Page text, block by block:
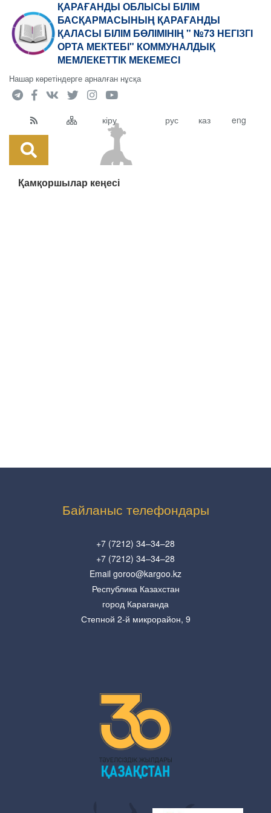
ҚАРАҒАНДЫ ОБЛЫСЫ БІЛІМ
БАСҚАРМАСЫНЫҢ ҚАРАҒАНДЫ
ҚАЛАСЫ БІЛІМ БӨЛІМІНІҢ " №73 НЕГІЗГІ
ОРТА МЕКТЕБІ" КОММУНАЛДЫҚ
МЕМЛЕКЕТТІК МЕКЕМЕСІ
Нашар көретіндерге арналған нұсқа
кіру рус каз eng
Қамқоршылар кеңесі
Байланыс телефондары
+7 (7212) 34–34–28
+7 (7212) 34–34–28
Email goroo@kargoo.kz
Республика Казахстан
город Караганда
Степной 2-й микрорайон, 9